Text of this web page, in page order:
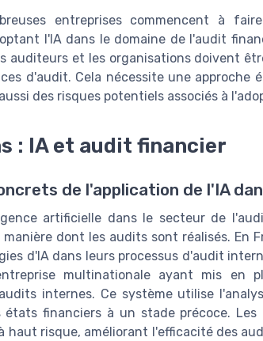
entreprises commencent à
l'IA dans le domaine de l'audit
auditeurs et les organisations doivent
d'audit. Cela nécessite une approche
des risques potentiels associés à
: IA et audit financier
de l'application de l'IA
artificielle dans le secteur de
dont les audits sont réalisés. En
d'IA dans leurs processus d'audit
multinationale ayant mis en
internes. Ce système utilise
états financiers à un stade précoce.
haut risque, améliorant l'efficacité des